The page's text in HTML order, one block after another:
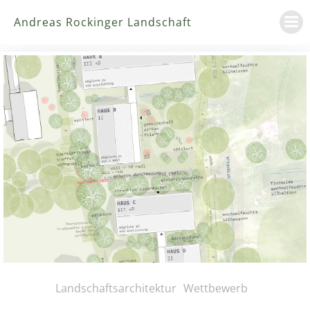
Inhalt
Andreas Rockinger Landschaft
Landschaftsarchitektur Wettbewerb